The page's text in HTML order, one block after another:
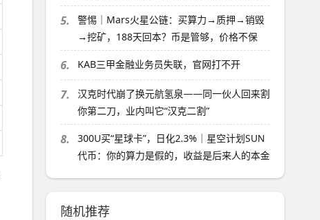
5.
警惕｜Mars火星公链：买算力→质押→销毁
→挖矿，188天回本？币是管够，价格不保
6. KAB三甲金融业务员失联，官网打不开
7.
汉克时代崩了换元航氢泉——同一伙人回来割
你第二刀，业内叫它“汉克二割”
8.
300U买“星球卡”，日化2.3%｜星空计划SUN
代币：你的算力是假的，收益是后来人的本金
随机推荐